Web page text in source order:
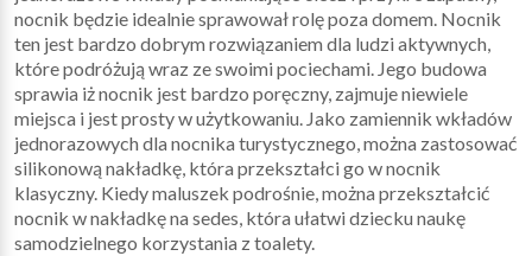
nocnik będzie idealnie sprawował rolę poza domem. Nocnik
ten jest bardzo dobrym rozwiązaniem dla ludzi aktywnych,
które podróżują wraz ze swoimi pociechami. Jego budowa
sprawia iż nocnik jest bardzo poręczny, zajmuje niewiele
miejsca i jest prosty w użytkowaniu. Jako zamiennik wkładów
jednorazowych dla nocnika turystycznego, można zastosować
silikonową nakładkę, która przekształci go w nocnik
klasyczny. Kiedy maluszek podrośnie, można przekształcić
nocnik w nakładkę na sedes, która ułatwi dziecku naukę
samodzielnego korzystania z toalety.